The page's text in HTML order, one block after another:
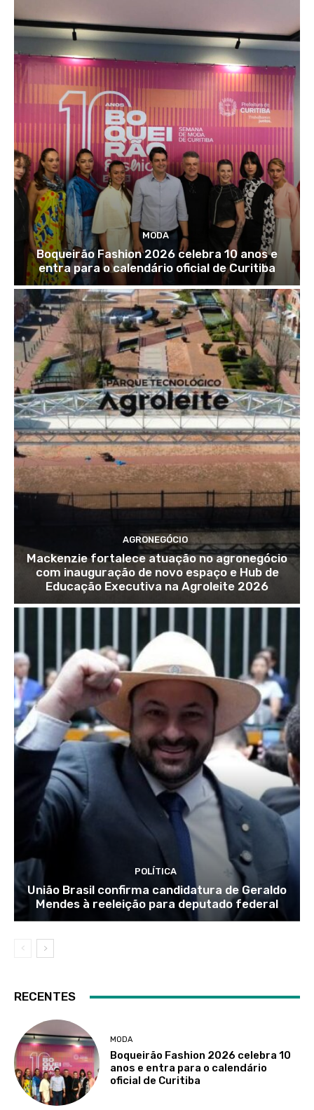
MODA
Boqueirão Fashion 2026 celebra 10 anos e
entra para o calendário oficial de Curitiba
AGRONEGÓCIO
Mackenzie fortalece atuação no agronegócio
com inauguração de novo espaço e Hub de
Educação Executiva na Agroleite 2026
POLÍTICA
União Brasil confirma candidatura de Geraldo
Mendes à reeleição para deputado federal
RECENTES
MODA
Boqueirão Fashion 2026 celebra 10
anos e entra para o calendário
oficial de Curitiba